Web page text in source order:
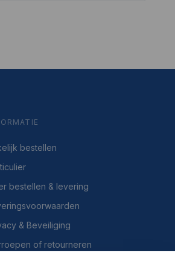
bestellen
bestellen & levering
& Beveiliging
of retourneren